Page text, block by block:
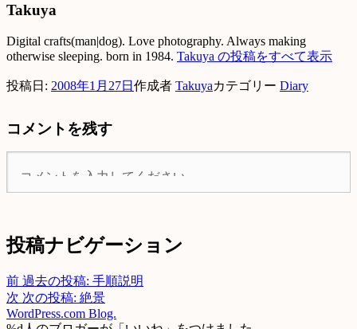
Takuya
Digital crafts(man|dog). Love photography. Always making
otherwise sleeping. born in 1984. Takuya の投稿をすべて表示
投稿日: 2008年1月27日 作成者 Takuyaカテゴリー Diary
コメントを残す
投稿ナビゲーション
前 過去の投稿: 手順説明
次 次の投稿: 絶景
WordPress.com Blog.